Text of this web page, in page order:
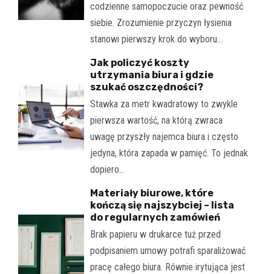
codzienne samopoczucie oraz pewność
siebie. Zrozumienie przyczyn łysienia
stanowi pierwszy krok do wyboru…
Jak policzyć koszty
utrzymania biura i gdzie
szukać oszczędności?
Stawka za metr kwadratowy to zwykle
pierwsza wartość, na którą zwraca
uwagę przyszły najemca biura i często
jedyna, która zapada w pamięć. To jednak
dopiero…
Materiały biurowe, które
kończą się najszybciej – lista
do regularnych zamówień
Brak papieru w drukarce tuż przed
podpisaniem umowy potrafi sparaliżować
pracę całego biura. Równie irytująca jest